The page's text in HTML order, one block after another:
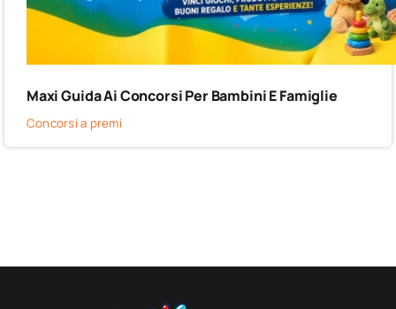
Maxi Guida Ai Concorsi Per Bambini E Famiglie
Concorsi a premi